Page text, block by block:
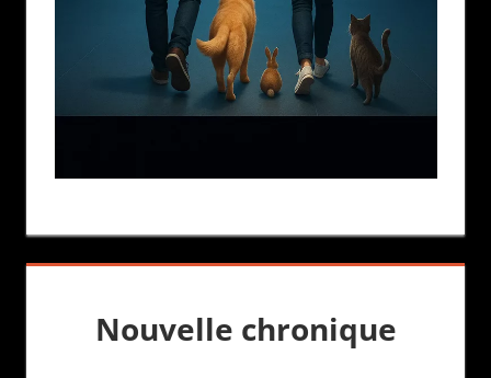
Nouvelle chronique